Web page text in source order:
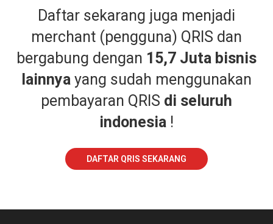
Daftar sekarang juga menjadi
merchant (pengguna) QRIS dan
bergabung dengan 15,7 Juta bisnis
lainnya yang sudah menggunakan
pembayaran QRIS di seluruh
indonesia !
DAFTAR QRIS SEKARANG